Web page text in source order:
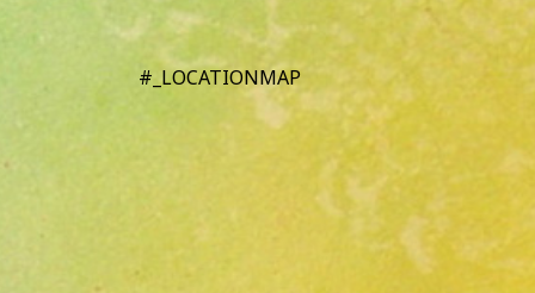
#_LOCATIONMAP